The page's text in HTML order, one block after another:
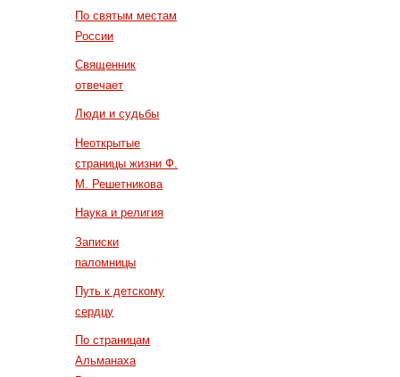
По святым местам
России
Священник
отвечает
Люди и судьбы
Неоткрытые
страницы жизни Ф.
М. Решетникова
Наука и религия
Записки
паломницы
Путь к детскому
сердцу
По страницам
Альманаха